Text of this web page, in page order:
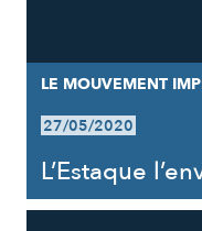
LE MOUVEMENT
27/05/2020
L’Estaque